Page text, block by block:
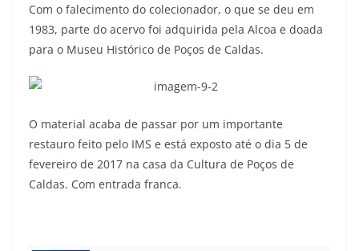
Com o falecimento do colecionador, o que se deu em
1983, parte do acervo foi adquirida pela Alcoa e doada
para o Museu Histórico de Poços de Caldas.
O material acaba de passar por um importante
restauro feito pelo IMS e está exposto até o dia 5 de
fevereiro de 2017 na casa da Cultura de Poços de
Caldas. Com entrada franca.